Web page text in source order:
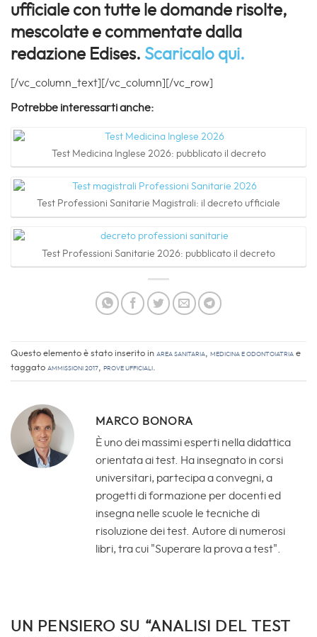
ufficiale con tutte le domande risolte,
mescolate e commentate dalla
redazione Edises. Scaricalo qui.
[/vc_column_text][/vc_column][/vc_row]
Potrebbe interessarti anche:
Test Medicina Inglese 2026: pubblicato il decreto
Test Professioni Sanitarie Magistrali: il decreto ufficiale
Test Professioni Sanitarie 2026: pubblicato il decreto
Questo elemento è stato inserito in Area sanitaria, Medicina e Odontoiatria e
taggato Ammissioni 2017, Prove Ufficiali.
MARCO BONORA
È uno dei massimi esperti nella didattica
orientata ai test. Ha insegnato in corsi
universitari, partecipa a convegni, a
progetti di formazione per docenti ed
insegna nelle scuole le tecniche di
risoluzione dei test. Autore di numerosi
libri, tra cui "Superare la prova a test".
UN PENSIERO SU “ANALISI DEL TEST